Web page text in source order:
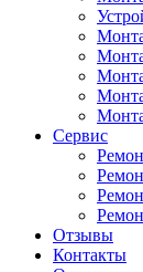
Сервис
Отзывы
Контакты